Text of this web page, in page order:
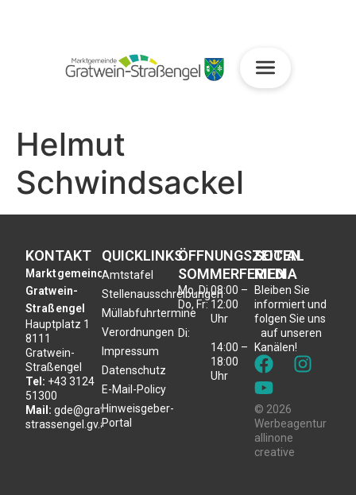
Helmut
Schwindsackel
KONTAKT
Marktgemeinde
Gratwein-
Straßengel
Hauptplatz 1
8111
Gratwein-
Straßengel
Tel: +43 3124
51300
Mail: gde@gratwein-
strassengel.gv.at
QUICKLINKS
Amtstafel
Stellenausschreibungen
Müllabfuhrtermine
Verordnungen
Impressum
Datenschutz
E-Mail-Policy
Hinweisgeber-
Portal
ÖFFNUNGSZEITEN
SOMMERFERIEN
Mo, Di,
Do, Fr:
Di:
08:00 –
12:00
Uhr
14:00 –
18:00
Uhr
SOCIAL
MEDIA
Bleiben Sie
informiert und
folgen Sie uns
auf unseren
Kanälen!
© 2026
Werbeagentur
allinone
creative